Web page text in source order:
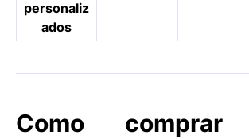
personaliz
ados
Como comprar